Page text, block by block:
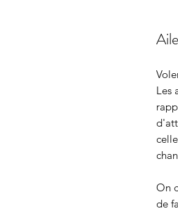
Les
On
de